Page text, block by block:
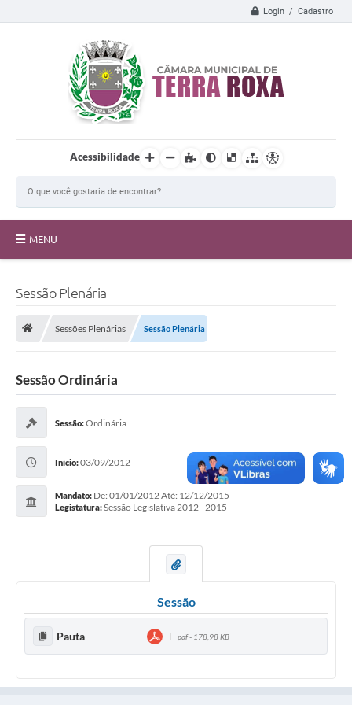
Login / Cadastro
Acessibilidade
MENU
Editais
SIC
Sessão Plenária
Sessões Plenárias Sessão Plenária
Sessão Ordinária
Sessão:Ordinária
Início:03/09/2012
Mandato: De: 01/01/2012 Até: 12/12/2015
Legistatura:Sessão Legislativa 2012 - 2015
Sessão
Pauta pdf - 178,98 KB